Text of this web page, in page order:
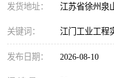
发货地址： 江苏省徐州泉
关键词： 江门工业工程
发布日期： 2026-08-10